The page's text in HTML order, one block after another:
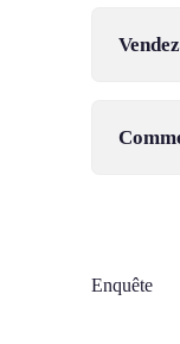
Enquête